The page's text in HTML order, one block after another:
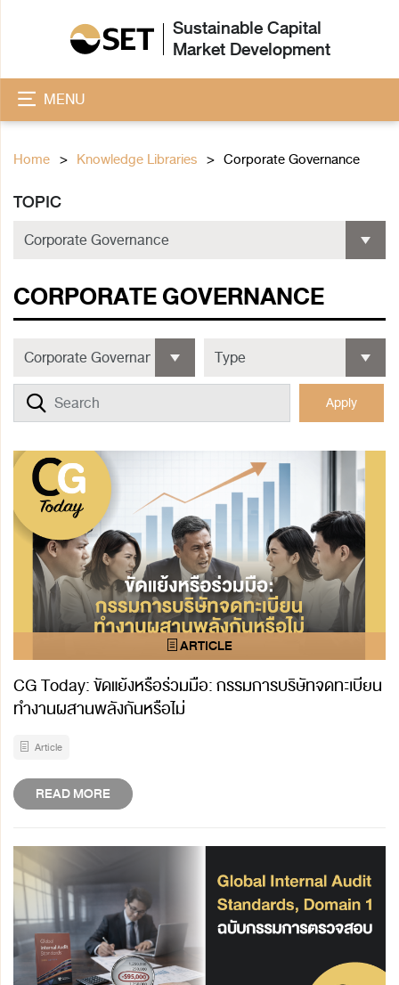
Sustainable Capital
Market Development
MENU
Home Knowledge Libraries Corporate Governance
TOPIC
CORPORATE GOVERNANCE
Apply
CG Today: ขัดแย้งหรือร่วมมือ: กรรมการบริษัทจดทะเบียน
ทำงานผสานพลังกันหรือไม่
Article
READ MORE